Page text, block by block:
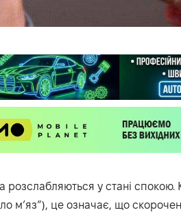
розслабляються у стані спокою.
м’яз”), це означає, що